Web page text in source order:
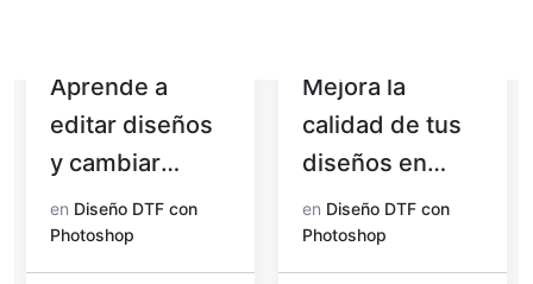
Aprende a
editar diseños
y cambiar
colores con
Photoshop
en Diseño DTF con
Photoshop
Mejora la
calidad de tus
diseños en
Photoshop
en Diseño DTF con
Photoshop